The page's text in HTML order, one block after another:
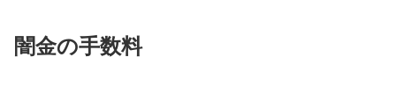
闇金の手数料